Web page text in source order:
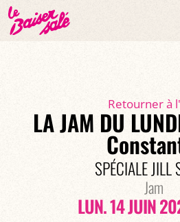
Retourner à
LA JAM DU
SPÉCIALE JILL
Jam
LUN. 14 JUIN